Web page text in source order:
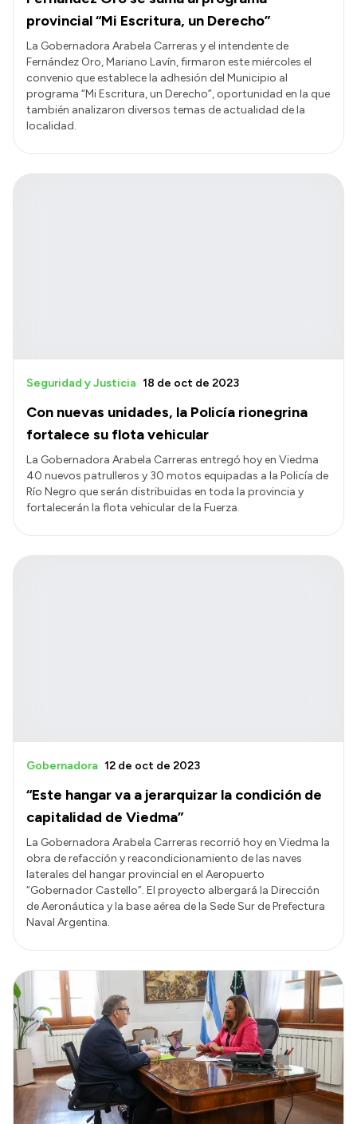
provincial “Mi Escritura, un Derecho”
La Gobernadora Arabela Carreras y el intendente de
Fernández Oro, Mariano Lavín, firmaron este miércoles el
convenio que establece la adhesión del Municipio al
programa “Mi Escritura, un Derecho”, oportunidad en la que
también analizaron diversos temas de actualidad de la
localidad.
Con nuevas unidades, la Policía rionegrina
fortalece su flota vehicular
Seguridad y Justicia 18 de oct de 2023
La Gobernadora Arabela Carreras entregó hoy en Viedma
40 nuevos patrulleros y 30 motos equipadas a la Policía de
Río Negro que serán distribuidas en toda la provincia y
fortalecerán la flota vehicular de la Fuerza.
“Este hangar va a jerarquizar la condición de
capitalidad de Viedma”
Gobernadora 12 de oct de 2023
La Gobernadora Arabela Carreras recorrió hoy en Viedma la
obra de refacción y reacondicionamiento de las naves
laterales del hangar provincial en el Aeropuerto
“Gobernador Castello”. El proyecto albergará la Dirección
de Aeronáutica y la base aérea de la Sede Sur de Prefectura
Naval Argentina.